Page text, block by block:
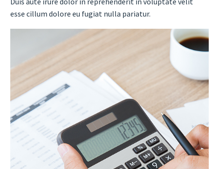
esse cillum dolore eu fugiat nulla pariatur.